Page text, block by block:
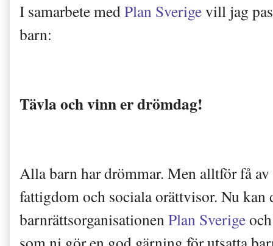
I samarbete medPlan Sverigevill jag
barn:
Tävla och vinn er drömdag!
Alla barn har drömmar. Men alltför få
fattigdom och sociala orättvisor. Nu kan
barnrättsorganisationenPlan Sverige